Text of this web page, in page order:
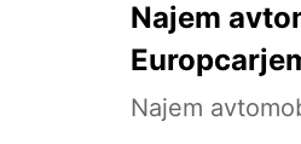
Najem
Najem